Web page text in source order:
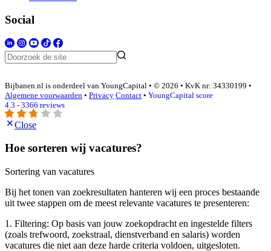
Social
Bijbanen.nl is onderdeel van YoungCapital • © 2026 • KvK nr: 34330199 •
Algemene voorwaarden • Privacy Contact • YoungCapital score
4.3 - 3366 reviews
Close
Hoe sorteren wij vacatures?
Sortering van vacatures
Bij het tonen van zoekresultaten hanteren wij een proces bestaande
uit twee stappen om de meest relevante vacatures te presenteren:
1. Filtering: Op basis van jouw zoekopdracht en ingestelde filters
(zoals trefwoord, zoekstraal, dienstverband en salaris) worden
vacatures die niet aan deze harde criteria voldoen, uitgesloten.